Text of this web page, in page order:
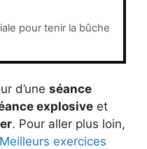
pour tenir la bûche
d’une séance
explosive et
. Pour aller plus loin,
Meilleurs exercices